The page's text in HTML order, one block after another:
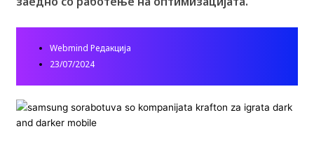
Webmind Редакција
23/07/2024